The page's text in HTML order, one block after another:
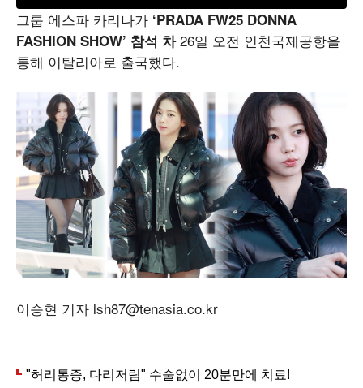
그룹 에스파 카리나가 ‘PRADA FW25 DONNA
FASHION SHOW’ 참석 차26일 오전 인천국제공항을
통해 이탈리아로 출국했다.
이승현 기자 lsh87@tenasia.co.kr